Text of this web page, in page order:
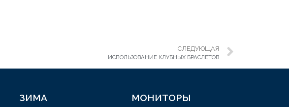
СЛЕДУЮЩАЯ
ИСПОЛЬЗОВАНИЕ КЛУБНЫХ БРАСЛЕТОВ
ЗИМА МОНИТОРЫ